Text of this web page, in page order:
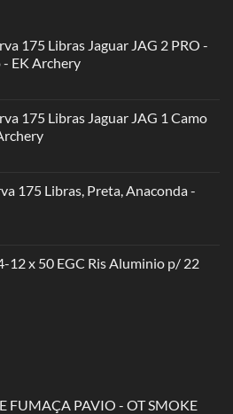
175 Libras Jaguar JAG 2 PRO -
EK Archery
175 Libras Jaguar JAG 1 Camo
175 Libras, Preta, Anaconda -
12 x 50 EGC Ris Aluminio p/ 22
FUMAÇA PAVIO - OT SMOKE